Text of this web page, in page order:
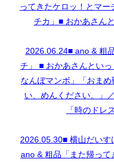
ってきたケロッ！とマ
チカ」■ おかあさん
2026.06.24■ ano & 粗
チ」 ■ おかあさんとい
なんぼマンボ」「おま
い、めんください。」
「時のドレ
2026.05.30■ 横山だい
ano & 粗品「また帰っ